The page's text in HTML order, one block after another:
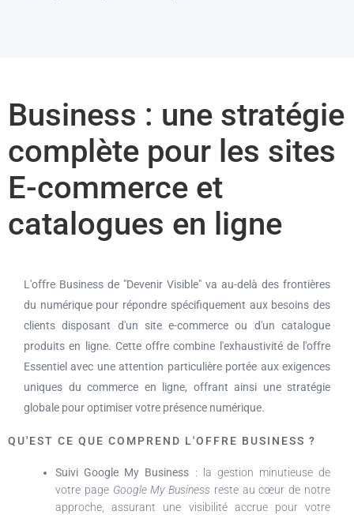
Business : une stratégie
complète pour les sites
E-commerce et
catalogues en ligne
L'offre Business de "Devenir Visible" va au-delà des frontières
du numérique pour répondre spécifiquement aux besoins des
clients disposant d'un site e-commerce ou d'un catalogue
produits en ligne. Cette offre combine l'exhaustivité de l'offre
Essentiel avec une attention particulière portée aux exigences
uniques du commerce en ligne, offrant ainsi une stratégie
globale pour optimiser votre présence numérique.
QU'EST CE QUE COMPREND L'OFFRE BUSINESS ?
Suivi Google My Business : la gestion minutieuse de
votre page Google My Business reste au cœur de notre
approche, assurant une visibilité accrue pour votre